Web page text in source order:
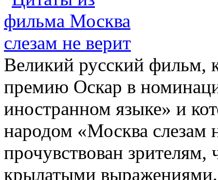
Великий русский фильм,
премию Оскар в
иностранном языке» и
народом «Москва слезам
прочувствован зрителям,
крылатыми выражениями.